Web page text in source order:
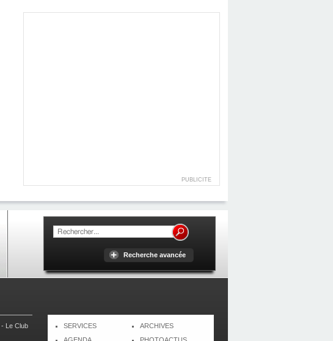
PUBLICITE
Recherche avancée
- Le Club
SERVICES
ARCHIVES